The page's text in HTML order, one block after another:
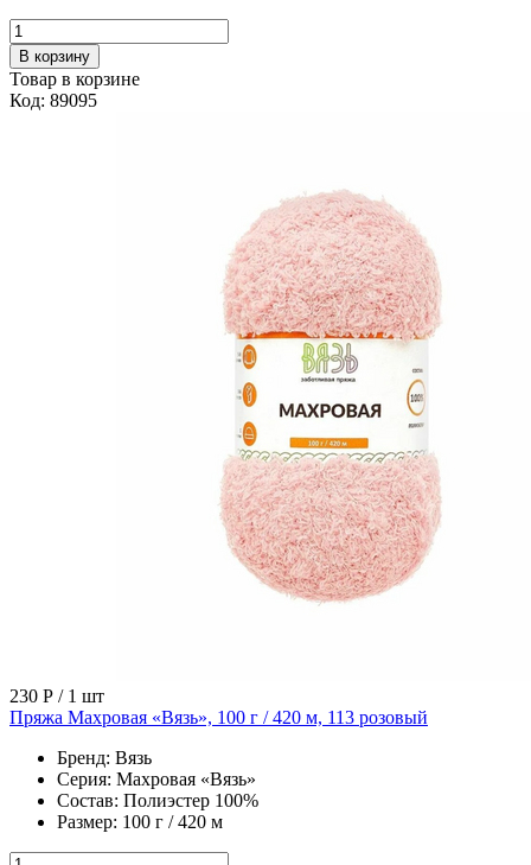
В корзину
Товар в корзине
Код: 89095
230 Р / 1 шт
Пряжа Махровая «Вязь», 100 г / 420 м, 113 розовый
Бренд: Вязь
Серия: Махровая «Вязь»
Состав: Полиэстер 100%
Размер: 100 г / 420 м